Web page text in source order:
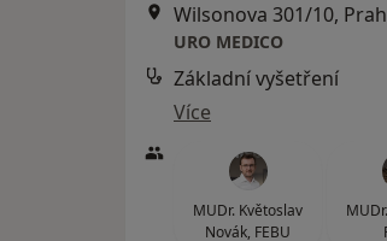
Wilsonova 301/10,
URO MEDICO
Základní vyšetření
Více
MUDr. Květoslav
Novák, FEBU